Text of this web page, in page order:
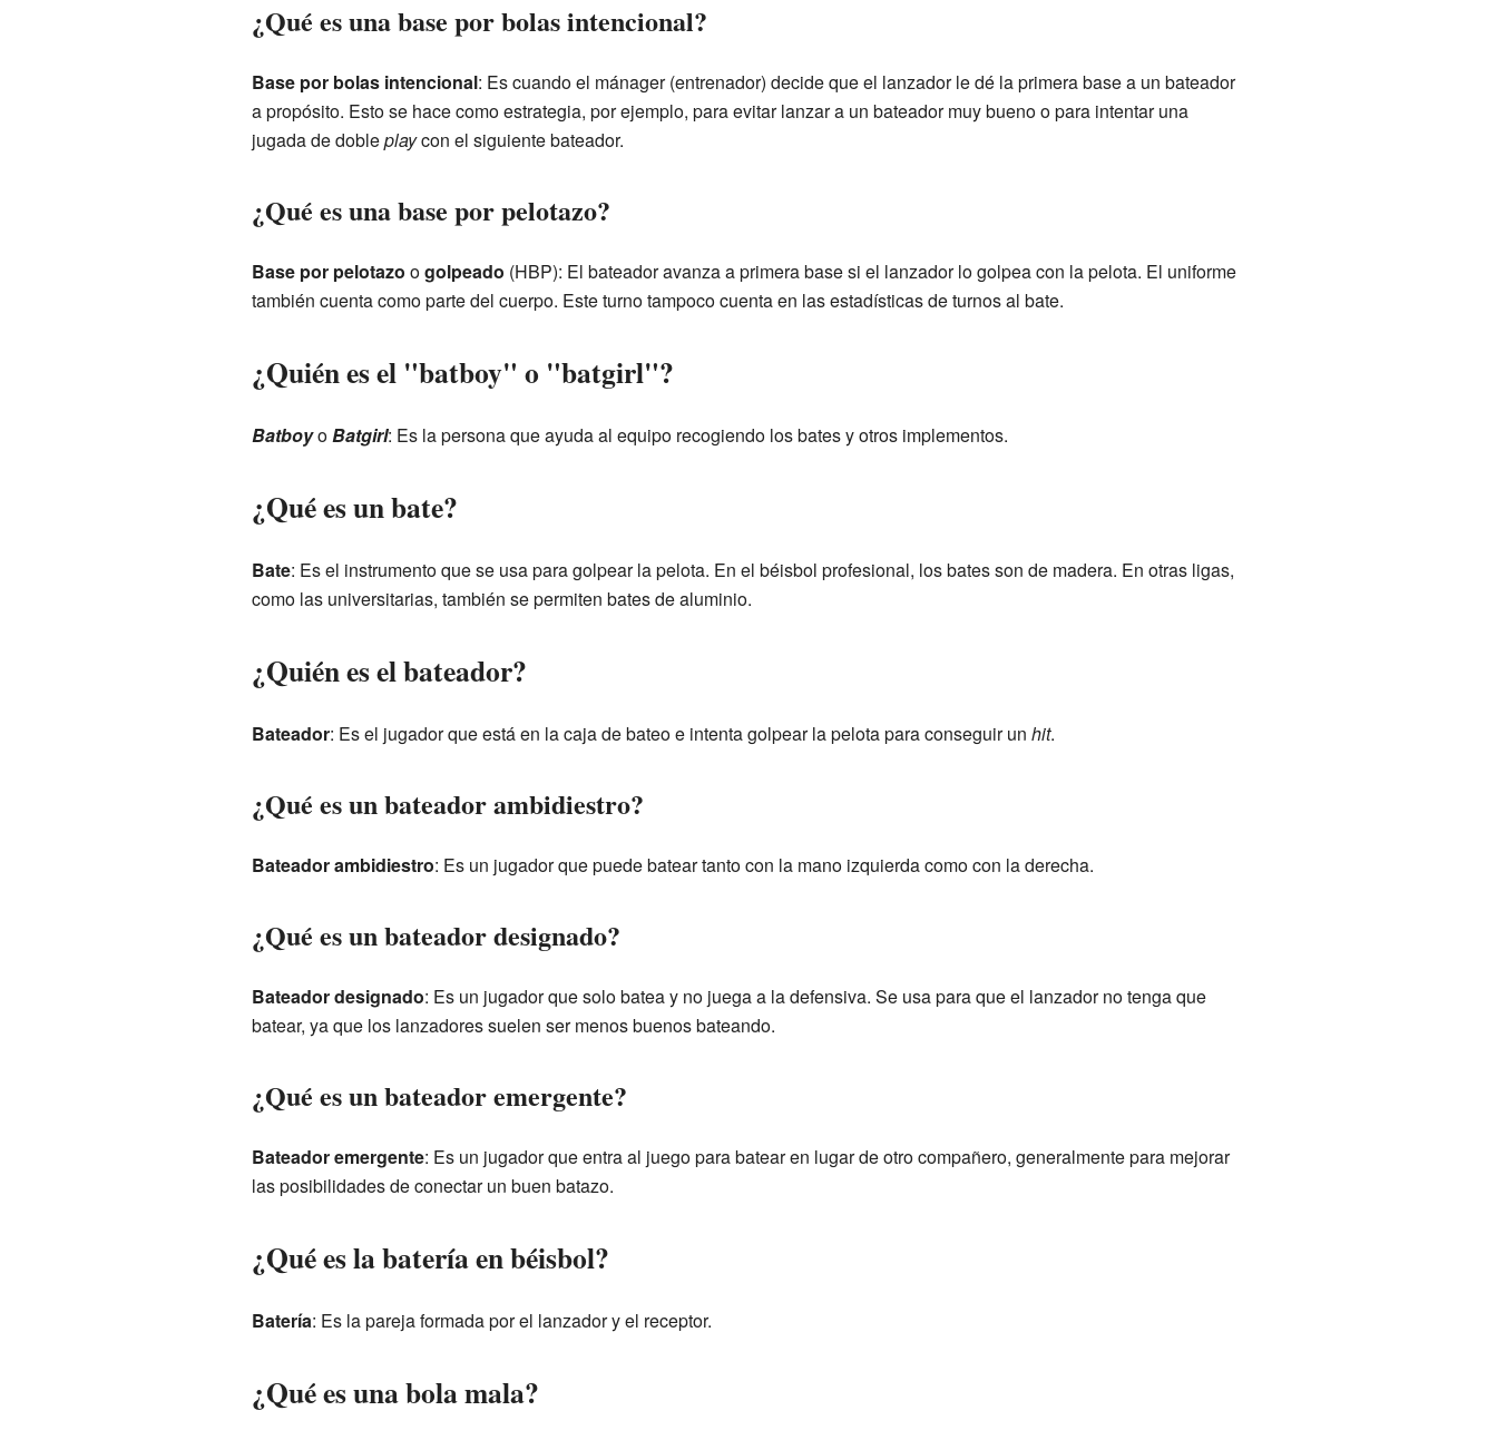
¿Qué es una base por bolas intencional?
Base por bolas intencional: Es cuando el mánager (entrenador) decide que el lanzador le dé la primera base a un bateador
a propósito. Esto se hace como estrategia, por ejemplo, para evitar lanzar a un bateador muy bueno o para intentar una
jugada de dobleplaycon el siguiente bateador.
¿Qué es una base por pelotazo?
Base por pelotazo ogolpeado (HBP): El bateador avanza a primera base si el lanzador lo golpea con la pelota. El uniforme
también cuenta como parte del cuerpo. Este turno tampoco cuenta en las estadísticas de turnos al bate.
¿Quién es el "batboy" o "batgirl"?
BatboyoBatgirl: Es la persona que ayuda al equipo recogiendo los bates y otros implementos.
¿Qué es un bate?
Bate: Es el instrumento que se usa para golpear la pelota. En el béisbol profesional, los bates son de madera. En otras ligas,
como las universitarias, también se permiten bates de aluminio.
¿Quién es el bateador?
Bateador: Es el jugador que está en la caja de bateo e intenta golpear la pelota para conseguir un hit.
¿Qué es un bateador ambidiestro?
Bateador ambidiestro: Es un jugador que puede batear tanto con la mano izquierda como con la derecha.
¿Qué es un bateador designado?
Bateador designado: Es un jugador que solo batea y no juega a la defensiva. Se usa para que el lanzador no tenga que
batear, ya que los lanzadores suelen ser menos buenos bateando.
¿Qué es un bateador emergente?
Bateador emergente: Es un jugador que entra al juego para batear en lugar de otro compañero, generalmente para mejorar
las posibilidades de conectar un buen batazo.
¿Qué es la batería en béisbol?
Batería: Es la pareja formada por el lanzador y el receptor.
¿Qué es una bola mala?